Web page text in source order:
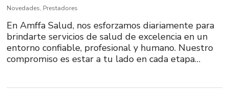
Novedades, Prestadores
En Amffa Salud, nos esforzamos diariamente para
brindarte servicios de salud de excelencia en un
entorno confiable, profesional y humano. Nuestro
compromiso es estar a tu lado en cada etapa…